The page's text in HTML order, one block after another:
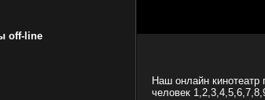
Наш онлайн
человек
off-line